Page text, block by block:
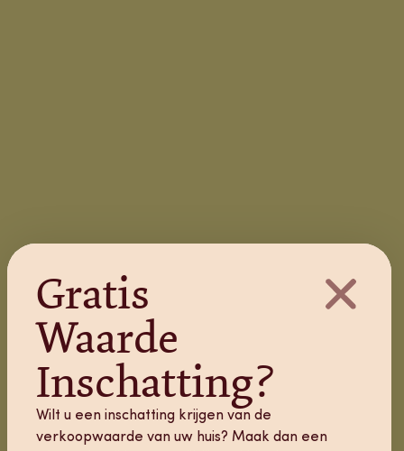
Gratis
Waarde
Inschatting?
Wilt u een inschatting krijgen van de
verkoopwaarde van uw huis? Maak dan een